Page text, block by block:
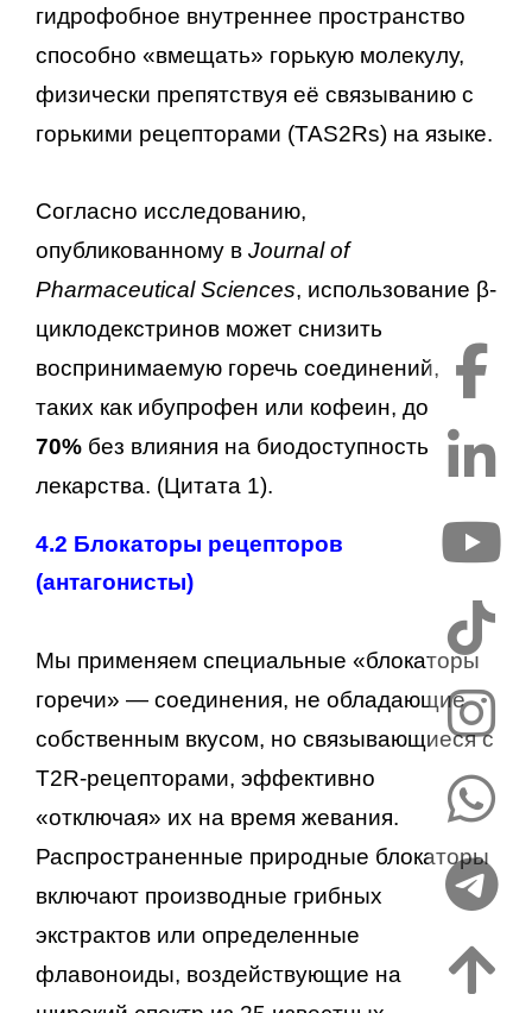
гидрофобное внутреннее пространство
способно «вмещать» горькую молекулу,
физически препятствуя её связыванию с
горькими рецепторами (TAS2Rs) на языке.
Согласно исследованию,
опубликованному в Journal of
Pharmaceutical Sciences, использование β-
циклодекстринов может снизить
воспринимаемую горечь соединений,
таких как ибупрофен или кофеин, до
70% без влияния на биодоступность
лекарства. (Цитата 1).
4.2 Блокаторы рецепторов
(антагонисты)
Мы применяем специальные «блокаторы
горечи» — соединения, не обладающие
собственным вкусом, но связывающиеся с
T2R-рецепторами, эффективно
«отключая» их на время жевания.
Распространенные природные блокаторы
включают производные грибных
экстрактов или определенные
флавоноиды, воздействующие на